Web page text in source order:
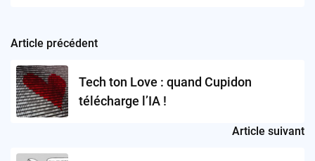
Post
navigation
Article précédent
Tech ton Love : quand Cupidon
télécharge l’IA !
Article suivant